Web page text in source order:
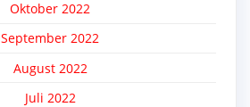
Oktober 2022
September 2022
August 2022
Juli 2022